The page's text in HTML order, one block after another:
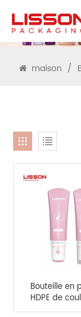
maison /
Bouteille en
HDPE de
de 100 g